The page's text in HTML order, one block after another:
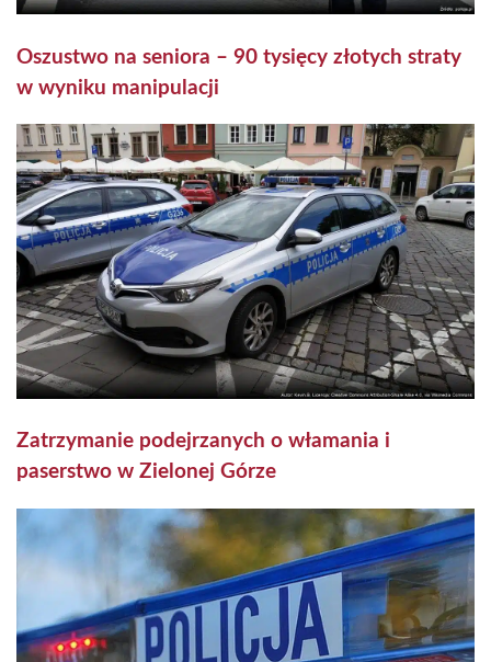
Oszustwo na seniora – 90 tysięcy złotych straty
w wyniku manipulacji
Zatrzymanie podejrzanych o włamania i
paserstwo w Zielonej Górze